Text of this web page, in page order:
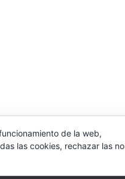
de la web,
las cookies, rechazar las no